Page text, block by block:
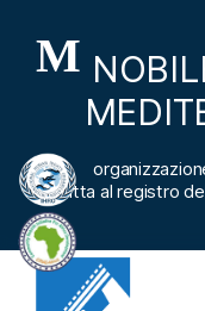
M
iscritta al registro